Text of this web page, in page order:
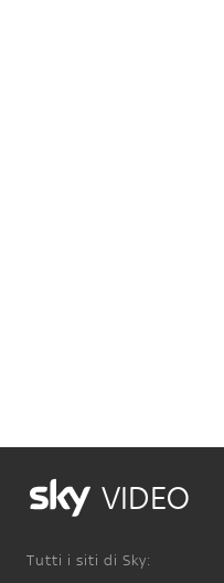
VIDEO
Tutti i siti di Sky: